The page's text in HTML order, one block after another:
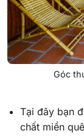
Góc
Tại đây bạn
chất miền